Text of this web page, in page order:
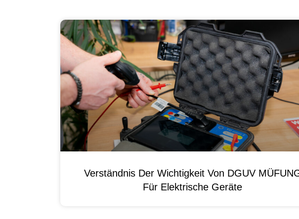
Verständnis Der Wichtigkeit Von DGUV
Für Elektrische Geräte